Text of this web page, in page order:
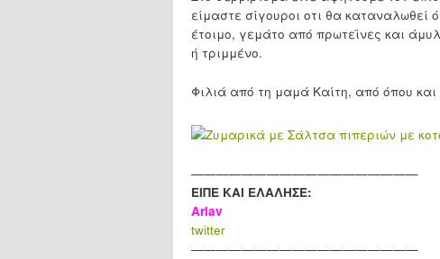
είμαστε σίγουροι οτι θα
έτοιμο, γεμάτο από πρωτεϊνες και
ή τριμμένο.
Φιλιά από τη μαμά Καίτη, από όπου
——————————————————
ΕΙΠΕ ΚΑΙ ΕΛΑΛΗΣΕ:
Arlav
twitter
——————————————————